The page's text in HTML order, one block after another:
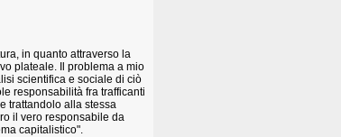
in quanto attraverso la
plateale. Il problema a mio
scientifica e sociale di ciò
responsabilità fra trafficanti
trattandolo alla stessa
il vero responsabile da
capitalistico".